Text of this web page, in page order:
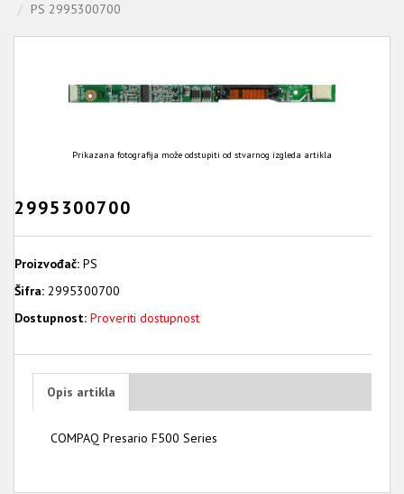
PS 2995300700
Prikazana fotografija može odstupiti od stvarnog izgleda artikla
2995300700
Proizvođač: PS
Šifra: 2995300700
Dostupnost: Proveriti dostupnost
Opis artikla
COMPAQ Presario F500 Series